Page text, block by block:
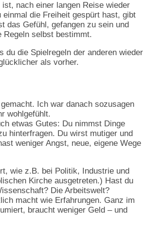
nach einer langen Reise wieder
die Freiheit gespürt hast, gibt
das Gefühl, gefangen zu sein und
selbst bestimmt.
du die Spielregeln der anderen wieder
als vorher.
Ich war danach sozusagen
wohlgefühlt.
etwas Gutes: Du nimmst Dinge
hinterfragen. Du wirst mutiger und
weniger Angst, neue, eigene Wege
wie z.B. bei Politik, Industrie und
Kirche ausgetreten.) Hast du
Die Arbeitswelt?
macht wie Erfahrungen. Ganz im
braucht weniger Geld – und